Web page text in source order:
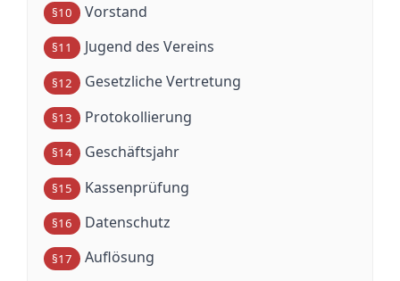
§10 Vorstand
§11 Jugend des Vereins
§12 Gesetzliche Vertretung
§13 Protokollierung
§14 Geschäftsjahr
§15 Kassenprüfung
§16 Datenschutz
§17 Auflösung